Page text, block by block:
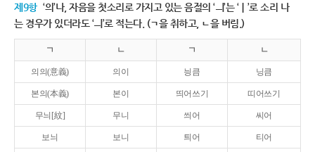
제9항 ‘의’나, 자음을 첫소리로 가지고 있는 음절의 ‘ㅢ’는 ‘ㅣ’로 소리 나
는 경우가 있더라도 ‘ㅢ’로 적는다. (ㄱ을 취하고, ㄴ을 버림.)
ㄱ ㄴ ㄱ ㄴ
의의(意義) 의이 닁큼 닝큼
본의(本義) 본이 띄어쓰기 띠어쓰기
무늬[紋] 무니 씌어 씨어
보늬 보니 틔어 티어